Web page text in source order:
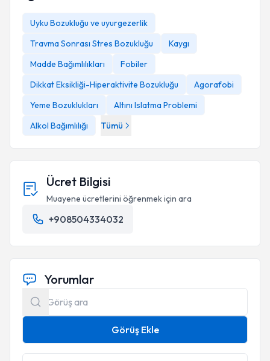
Uyku Bozukluğu ve uyurgezerlik
Travma Sonrası Stres Bozukluğu
Kaygı
Madde Bağımlılıkları
Fobiler
Dikkat Eksikliği-Hiperaktivite Bozukluğu
Agorafobi
Yeme Bozuklukları
Altını Islatma Problemi
Alkol Bağımlılığı
Tümü
Ücret Bilgisi
Muayene ücretlerini öğrenmek için ara
+908504334032
Yorumlar
Görüş Ekle